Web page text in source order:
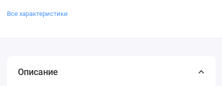
Все характеристики
Описание